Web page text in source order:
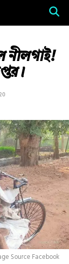
নীলগাই!
Source Facebook